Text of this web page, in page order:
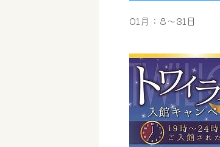
01月：8～31日